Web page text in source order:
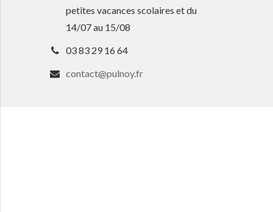
petites vacances scolaires et du
14/07 au 15/08
03 83 29 16 64
contact@pulnoy.fr